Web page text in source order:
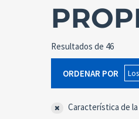
Resultados de 46
ORDENAR POR
Característica de